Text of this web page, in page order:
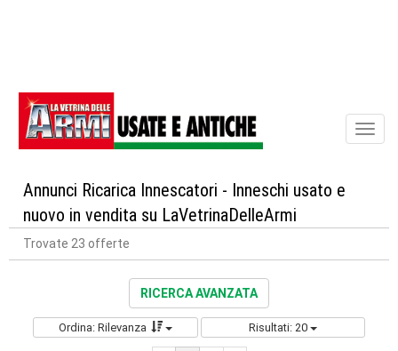
Annunci Ricarica Innescatori - Inneschi usato e
nuovo in vendita su LaVetrinaDelleArmi
Trovate 23 offerte
RICERCA AVANZATA
Ordina: Rilevanza Risultati: 20